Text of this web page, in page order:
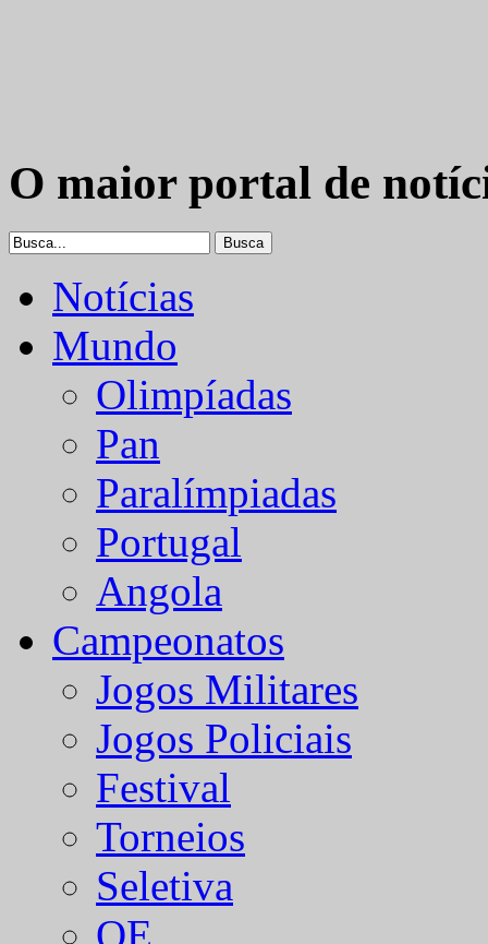
O maior portal de
Notícias
Mundo
Olimpíadas
Pan
Paralímpiadas
Portugal
Angola
Campeonatos
Jogos Militares
Jogos Policiais
Festival
Torneios
Seletiva
OE